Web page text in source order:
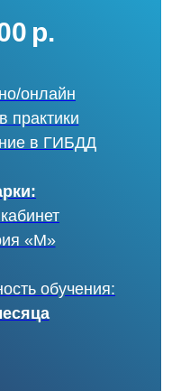
р.
онлайн
практики
в ГИБДД
«М»
обучения: